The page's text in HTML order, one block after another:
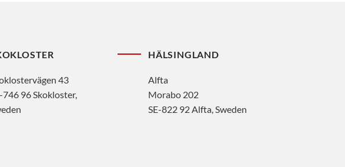
43
746 96 Skokloster,
HÄLSINGLAND
Alfta
Morabo 202
SE-822 92 Alfta, Sweden